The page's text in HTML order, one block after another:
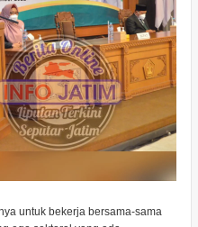
untuk bekerja bersama-sama